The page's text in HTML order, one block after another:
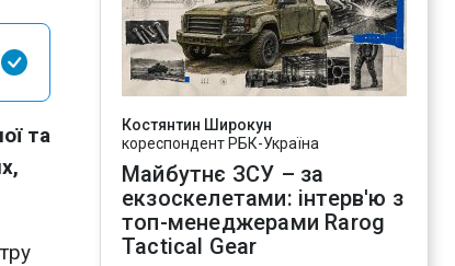
та
Костянтин Широкун
кореспондент РБК-Україна
Майбутнє ЗСУ – за
екзоскелетами: інтерв'ю з
топ-менеджерами Rarog
Tactical Gear